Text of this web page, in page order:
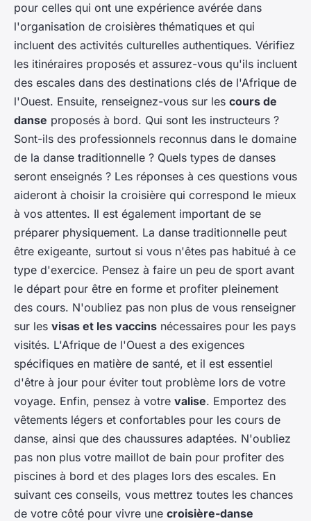
pour celles qui ont une expérience avérée dans
l'organisation de croisières thématiques et qui
incluent des activités culturelles authentiques. Vérifiez
les itinéraires proposés et assurez-vous qu'ils incluent
des escales dans des destinations clés de l'Afrique de
l'Ouest. Ensuite, renseignez-vous sur les cours de
danse proposés à bord. Qui sont les instructeurs ?
Sont-ils des professionnels reconnus dans le domaine
de la danse traditionnelle ? Quels types de danses
seront enseignés ? Les réponses à ces questions vous
aideront à choisir la croisière qui correspond le mieux
à vos attentes. Il est également important de se
préparer physiquement. La danse traditionnelle peut
être exigeante, surtout si vous n'êtes pas habitué à ce
type d'exercice. Pensez à faire un peu de sport avant
le départ pour être en forme et profiter pleinement
des cours. N'oubliez pas non plus de vous renseigner
sur les visas et les vaccins nécessaires pour les pays
visités. L'Afrique de l'Ouest a des exigences
spécifiques en matière de santé, et il est essentiel
d'être à jour pour éviter tout problème lors de votre
voyage. Enfin, pensez à votre valise. Emportez des
vêtements légers et confortables pour les cours de
danse, ainsi que des chaussures adaptées. N'oubliez
pas non plus votre maillot de bain pour profiter des
piscines à bord et des plages lors des escales. En
suivant ces conseils, vous mettrez toutes les chances
de votre côté pour vivre une croisière-danse